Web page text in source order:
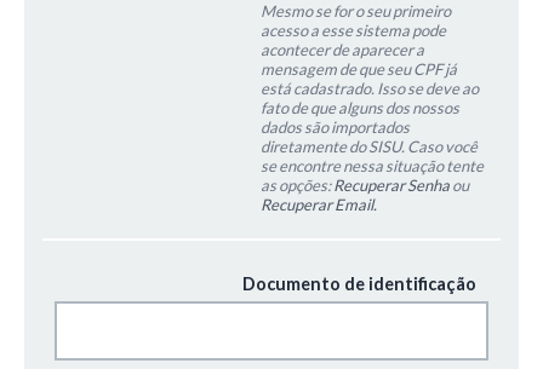
Mesmo se for o seu primeiro
acesso a esse sistema pode
acontecer de aparecer a
mensagem de que seu CPF já
está cadastrado. Isso se deve ao
fato de que alguns dos nossos
dados são importados
diretamente do SISU. Caso você
se encontre nessa situação tente
as opções:Recuperar Senhaou
Recuperar Email.
Documento de identificação